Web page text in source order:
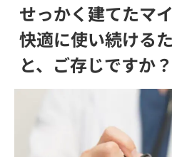
せっかく建てたマ
快適に使い続ける
と、ご存じですか？